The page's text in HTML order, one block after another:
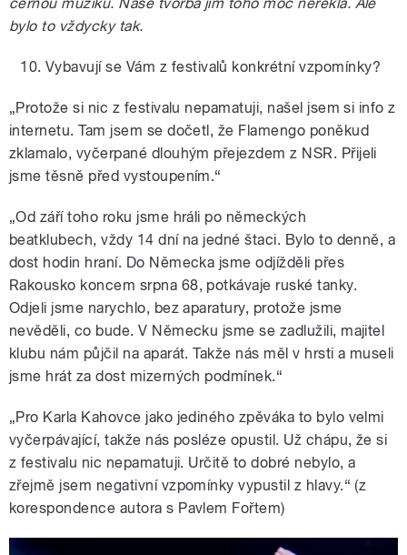
černou muziku. Naše tvorba jim toho moc neřekla. Ale
bylo to vždycky tak.
Vybavují se Vám z festivalů konkrétní vzpomínky?
„Protože si nic z festivalu nepamatuji, našel jsem si info z
internetu. Tam jsem se dočetl, že Flamengo poněkud
zklamalo, vyčerpané dlouhým přejezdem z NSR. Přijeli
jsme těsně před vystoupením.“
„Od září toho roku jsme hráli po německých
beatklubech, vždy 14 dní na jedné štaci. Bylo to denně, a
dost hodin hraní. Do Německa jsme odjížděli přes
Rakousko koncem srpna 68, potkávaje ruské tanky.
Odjeli jsme narychlo, bez aparatury, protože jsme
nevěděli, co bude. V Německu jsme se zadlužili, majitel
klubu nám půjčil na aparát. Takže nás měl v hrsti a museli
jsme hrát za dost mizerných podmínek.“
„Pro Karla Kahovce jako jediného zpěváka to bylo velmi
vyčerpávající, takže nás posléze opustil. Už chápu, že si
z festivalu nic nepamatuji. Určitě to dobré nebylo, a
zřejmě jsem negativní vzpomínky vypustil z hlavy.“ (z
korespondence autora s Pavlem Fořtem)